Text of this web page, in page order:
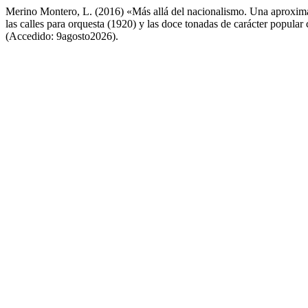
Merino Montero, L. (2016) «Más allá del nacionalismo. Una
las calles para orquesta (1920) y las doce tonadas de carácter
(Accedido: 9agosto2026).